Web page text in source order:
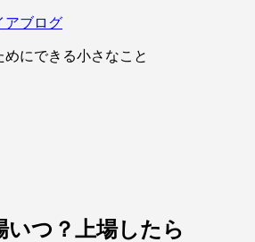
アブログ
にできる小さなこと
いつ？上場したら